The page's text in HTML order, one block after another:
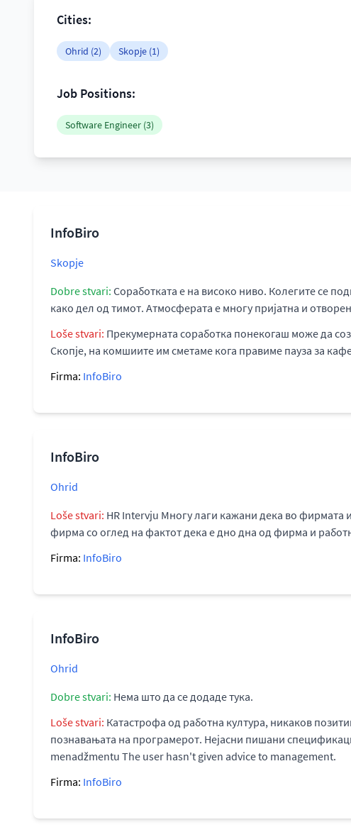
Cities:
Ohrid (2) Skopje (1)
Job Positions:
Software Engineer (3)
InfoBiro
Skopje
Dobre stvari: Соработката е на високо ниво. Колегите се
како дел од тимот. Атмосферата е многу пријатна и
Loše stvari: Прекумерната соработка понекогаш може да
Скопје, на комшиите им сметаме кога правиме пауза за
Firma: InfoBiro
InfoBiro
Ohrid
Loše stvari: HR Intervju Многу лаги кажани дека во фирмата
фирма со оглед на фактот дека е дно дна од фирма и
Firma: InfoBiro
InfoBiro
Ohrid
Dobre stvari: Нема што да се додаде тука.
Loše stvari: Катастрофа од работна култура, никаков
познавањата на програмерот. Нејасни пишани
menadžmentu The user hasn't given advice to management.
Firma: InfoBiro